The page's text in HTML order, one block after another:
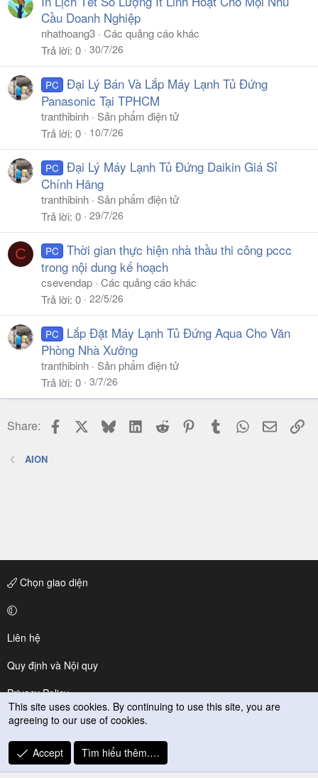
Cầu Doanh Nghiệp
nhathoang3 Các quảng cáo khác
Trả lời 0 30/7/26
PC Đại Lý Bán Và Lắp Máy Lạnh Tủ Đứng
Panasonic Tại TPHCM
tranthibinh
Sản phẩm điện tử
Trả lời 0 10/7/26
PC Đại Lý Máy Lạnh Tủ Đứng Daikin Giá Sỉ
Chính Hãng
tranthibinh
Sản phẩm điện tử
Trả lời 0 29/7/26
C PC Thời gian thực hiện nhà thầu thi công pccc
trong nội dung kế hoạch
csevendap Các quảng cáo khác
Trả lời 0 22/5/26
PC
Lắp Đặt Máy Lạnh Tủ Đứng Aqua Cho Văn
Phòng Nhà Xưởng
tranthibinh
Sản phẩm điện tử
Trả lời 0 3/7/26
Share: Facebook BlueskyLinkedIn
Reddit PinterestTumblr WhatsApp
Email
AION
Chọn giao diện
Liên hệ
Quy định và Nội quy
Privacy Policy
Trợ giúp
R
S
This site uses cookies. By continuing to use this site, you are
agreeing to our use of cookies.
Accept Tìm hiểu thêm.…